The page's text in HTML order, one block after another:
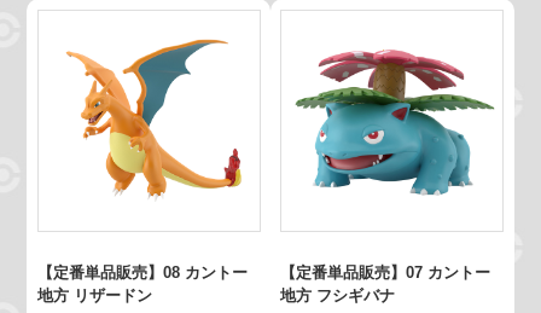
【定番単品販売】08 カントー
地方 リザードン
【定番単品販売】07 カントー
地方 フシギバナ